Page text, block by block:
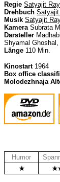
Regie Satyajit Ray
Drehbuch
Musik Satyajit
KameraSubrata
Darsteller
Shyamal
Länge 110 Min.
Kinostart1964
Box office
Molodezhnaja
Humor